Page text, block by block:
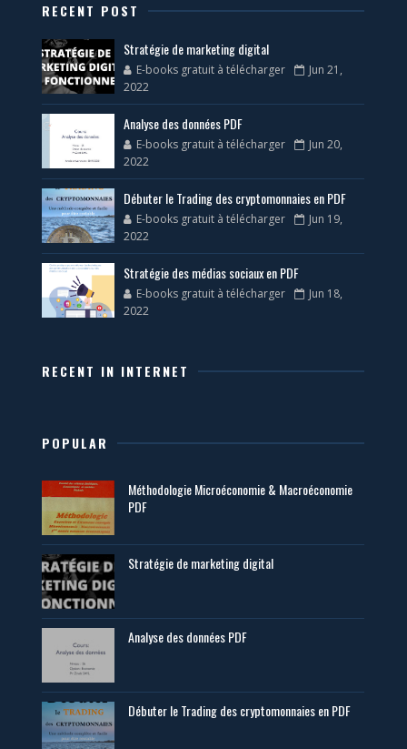
RECENT POST
Stratégie de marketing digital
E-books gratuit à télécharger
Jun 21,
2022
Analyse des données PDF
E-books gratuit à télécharger
Jun 20,
2022
Débuter le Trading des cryptomonnaies en PDF
E-books gratuit à télécharger
Jun 19,
2022
Stratégie des médias sociaux en PDF
E-books gratuit à télécharger
Jun 18,
2022
RECENT IN INTERNET
POPULAR
Méthodologie Microéconomie & Macroéconomie
PDF
Stratégie de marketing digital
Analyse des données PDF
Débuter le Trading des cryptomonnaies en PDF